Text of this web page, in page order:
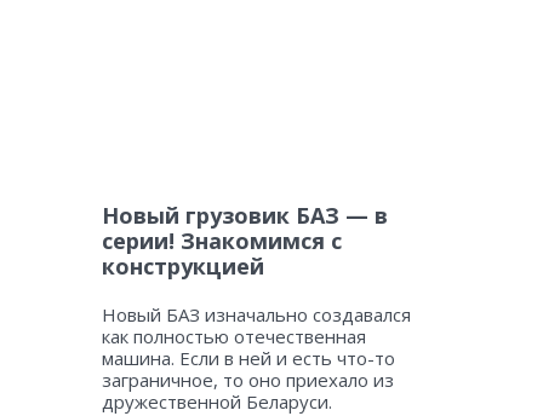
Новый грузовик БАЗ — в
серии! Знакомимся с
конструкцией
Новый БАЗ изначально создавался
как полностью отечественная
машина. Если в ней и есть что-то
заграничное, то оно приехало из
дружественной Беларуси.